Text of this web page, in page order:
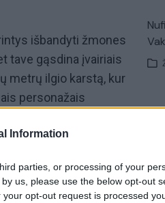
Information
parties, or processing of your
us, please use the below opt-out
opt-out request is processed
išbandyti žmones
tave gąsdina įvairiais
metrų ilgio karstą, kur
personažais
jog tokiu būdu
Ji tikina, jog
kokia didelė
V.